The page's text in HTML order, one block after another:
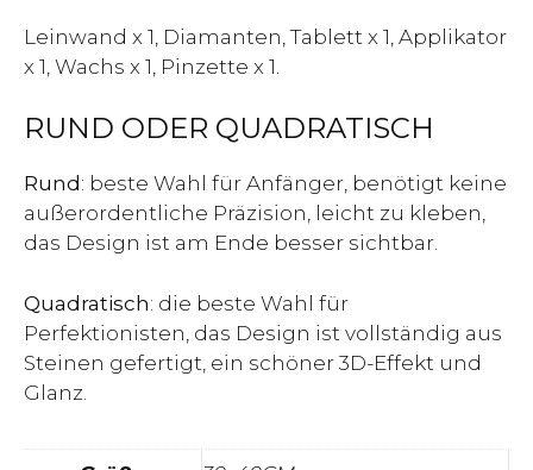
Leinwand x 1, Diamanten, Tablett x 1, Applikator
x 1, Wachs x 1, Pinzette x 1.
RUND ODER QUADRATISCH
Rund : beste Wahl für Anfänger, benötigt keine
außerordentliche Präzision, leicht zu kleben,
das Design ist am Ende besser sichtbar.
Quadratisch: die beste Wahl für
Perfektionisten, das Design ist vollständig aus
Steinen gefertigt, ein schöner 3D-Effekt und
Glanz.